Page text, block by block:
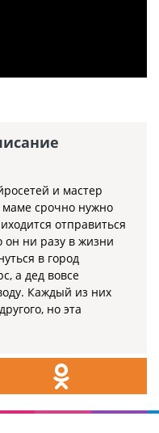
и мастер
маме срочно нужно
отправиться
он ни разу в жизни
в город
а дед вовсе
Каждый из них
но эта